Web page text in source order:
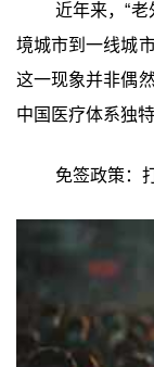
近年来，“
境城市到一线城
这一现象并非偶
中国医疗体系独
免签政策：